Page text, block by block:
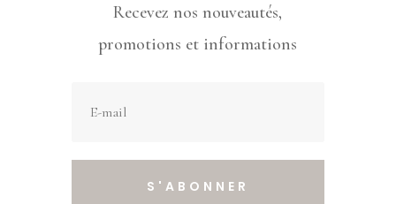
Recevez nos nouveautés,
promotions et informations
S'ABONNER